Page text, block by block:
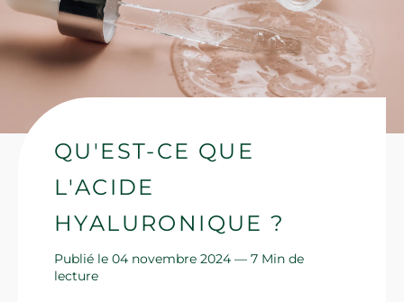
QU'EST-CE QUE
L'ACIDE
HYALURONIQUE ?
Publié le 04 novembre 2024 — 7 Min de
lecture